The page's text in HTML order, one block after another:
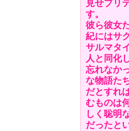
見せブリ
す。
彼ら彼女
紀にはサ
サルマタ
人と同化
忘れなか
な物語た
だとすれ
むものは
しく聡明
だったと